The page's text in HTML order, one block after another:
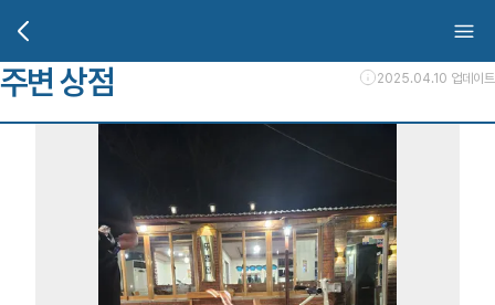
주변 상점 2025.04.10 업데이트